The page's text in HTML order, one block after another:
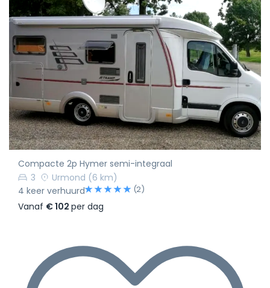
Compacte 2p Hymer semi-integraal
3
Urmond (6 km)
4 keer verhuurd
(2)
Vanaf € 102 per dag